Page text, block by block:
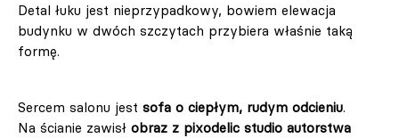
Detal łuku jest nieprzypadkowy, bowiem elewacja
budynku w dwóch szczytach przybiera właśnie taką
formę.
Sercem salonu jest sofa o ciepłym, rudym odcieniu.
Na ścianie zawisł obraz z pixodelic studio autorstwa